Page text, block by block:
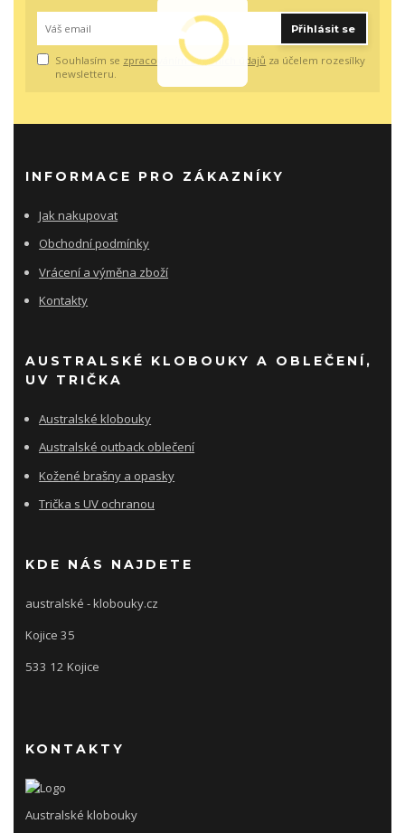
Přihlásit se
Souhlasím se zpracováním osobních údajů za účelem rozesílky
newsletteru.
INFORMACE PRO ZÁKAZNÍKY
Jak nakupovat
Obchodní podmínky
Vrácení a výměna zboží
Kontakty
AUSTRALSKÉ KLOBOUKY A OBLEČENÍ,
UV TRIČKA
Australské klobouky
Australské outback oblečení
Kožené brašny a opasky
Trička s UV ochranou
KDE NÁS NAJDETE
australské - klobouky.cz
Kojice 35
533 12 Kojice
KONTAKTY
Australské klobouky